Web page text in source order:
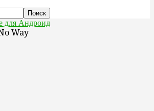
для Андроид
Way